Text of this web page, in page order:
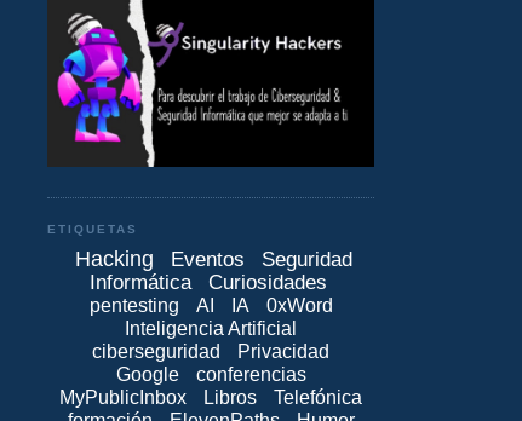
ETIQUETAS
Hacking Eventos
Seguridad
Informática
Curiosidades
pentesting AI IA
0xWord
Inteligencia Artificial
ciberseguridad
Privacidad
Google
conferencias
MyPublicInbox
Libros
Telefónica